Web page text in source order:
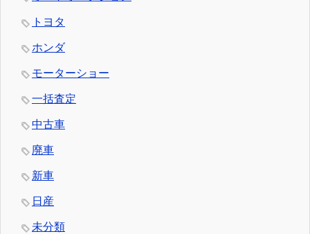
トヨタ
ホンダ
モーターショー
一括査定
中古車
廃車
新車
日産
未分類